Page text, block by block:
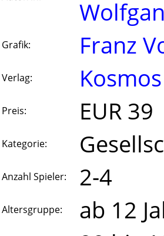
Grafik: Franz
Verlag: Kosmos
Preis: EUR 39
Kategorie:
Anzahl Spieler: 2-4
Altersgruppe: ab 12